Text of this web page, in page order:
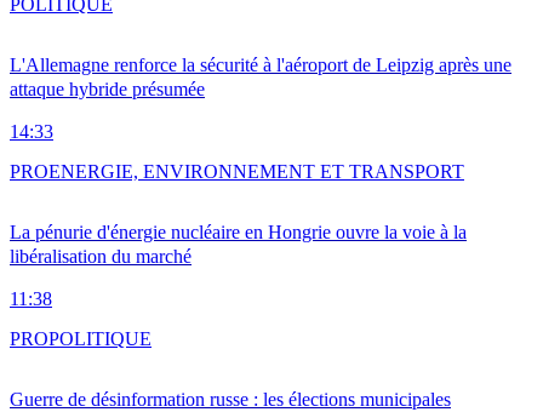
L'Allemagne renforce la sécurité à l'aéroport de Leipzig après une
attaque hybride présumée
14:33
POLITIQUE
La pénurie d'énergie nucléaire en Hongrie ouvre la voie à la
libéralisation du marché
11:38
PROENERGIE, ENVIRONNEMENT ET TRANSPORT
Guerre de désinformation russe : les élections municipales
PROPOLITIQUE